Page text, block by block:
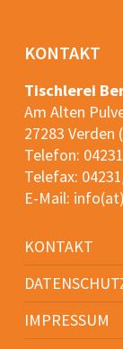
KONTAKT
Tischlerei
Am Alten
27283 Verden
Telefon:
Telefax:
E-Mail:
KONTAKT
IMPRESSUM